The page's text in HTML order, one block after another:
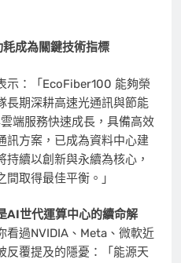
成為關鍵技術指標
示：「EcoFiber100 能夠榮
期深耕高速光通訊與節能
端服務快速成長，具備高效
訊方案，已成為資料中心建
續以創新與永續為核心，
取得最佳平衡。」
AI世代運算中心的續命解
看過NVIDIA、Meta、微軟近
反覆提及的隱憂：「能源天